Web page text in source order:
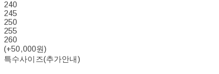
240
245
250
255
260
(+50,000원)
특수사이즈(추가안내)